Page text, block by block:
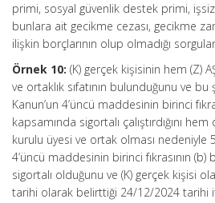
primi, sosyal güvenlik destek primi,
bunlara ait gecikme cezası, gecikme
ilişkin borçlarının olup olmadığı
Örnek 10: (K) gerçek kişisinin hem (Z)
ve ortaklık sıfatının bulunduğunu ve bu
Kanun’un 4’üncü maddesinin birinci
kapsamında sigortalı çalıştırdığını
kurulu üyesi ve ortak olması nedeniyle
4’üncü maddesinin birinci fıkrasının
sigortalı olduğunu ve (K) gerçek kişisi
tarihi olarak belirttiği 24/12/2024 tarihi